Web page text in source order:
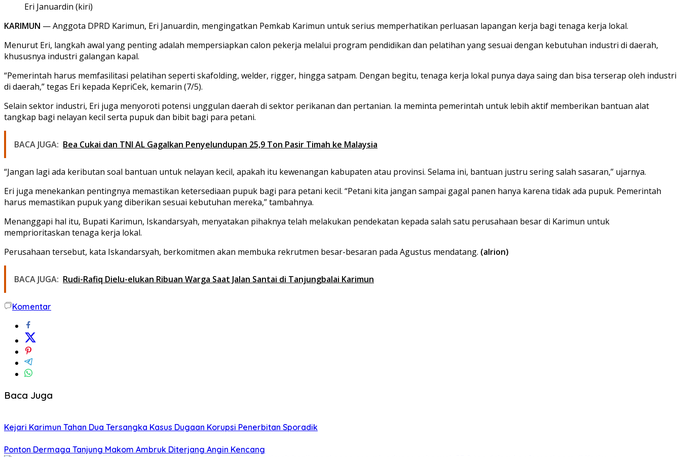
Eri Januardin (kiri)
KARIMUN — Anggota DPRD Karimun, Eri Januardin, mengingatkan Pemkab Karimun untuk serius memperhatikan perluasan lapangan kerja bagi tenaga kerja lokal.
Menurut Eri, langkah awal yang penting adalah mempersiapkan calon pekerja melalui program pendidikan dan pelatihan yang sesuai dengan kebutuhan industri di daerah,
khususnya industri galangan kapal.
“Pemerintah harus memfasilitasi pelatihan seperti skafolding, welder, rigger, hingga satpam. Dengan begitu, tenaga kerja lokal punya daya saing dan bisa terserap oleh industri
di daerah,” tegas Eri kepada KepriCek, kemarin (7/5).
Selain sektor industri, Eri juga menyoroti potensi unggulan daerah di sektor perikanan dan pertanian. Ia meminta pemerintah untuk lebih aktif memberikan bantuan alat
tangkap bagi nelayan kecil serta pupuk dan bibit bagi para petani.
BACA JUGA: Bea Cukai dan TNI AL Gagalkan Penyelundupan 25,9 Ton Pasir Timah ke Malaysia
“Jangan lagi ada keributan soal bantuan untuk nelayan kecil, apakah itu kewenangan kabupaten atau provinsi. Selama ini, bantuan justru sering salah sasaran,” ujarnya.
Eri juga menekankan pentingnya memastikan ketersediaan pupuk bagi para petani kecil. “Petani kita jangan sampai gagal panen hanya karena tidak ada pupuk. Pemerintah
harus memastikan pupuk yang diberikan sesuai kebutuhan mereka,” tambahnya.
Menanggapi hal itu, Bupati Karimun, Iskandarsyah, menyatakan pihaknya telah melakukan pendekatan kepada salah satu perusahaan besar di Karimun untuk
memprioritaskan tenaga kerja lokal.
Perusahaan tersebut, kata Iskandarsyah, berkomitmen akan membuka rekrutmen besar-besaran pada Agustus mendatang. (alrion)
BACA JUGA: Rudi-Rafiq Dielu-elukan Ribuan Warga Saat Jalan Santai di Tanjungbalai Karimun
Komentar
Baca Juga
Kejari Karimun Tahan Dua Tersangka Kasus Dugaan Korupsi Penerbitan Sporadik
Ponton Dermaga Tanjung Makom Ambruk Diterjang Angin Kencang